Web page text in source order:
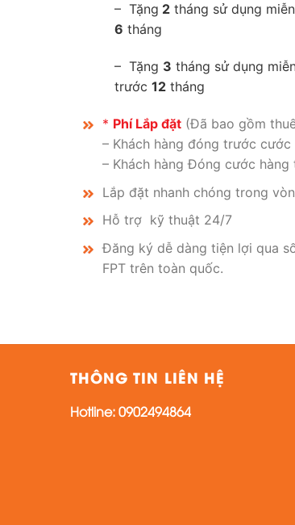
– Tặng 2 tháng sử dụng
6 tháng
– Tặng 3 tháng sử dụng
trước 12 tháng
* Phí Lắp đặt (Đã bao gồm
– Khách hàng đóng trước
– Khách hàng Đóng cước
Lắp đặt nhanh chóng trong
Hỗ trợ kỹ thuật 24/7
Đăng ký dễ dàng tiện lợi qua
FPT trên toàn quốc.
THÔNG TIN LIÊN HỆ
Hotline:0902494864